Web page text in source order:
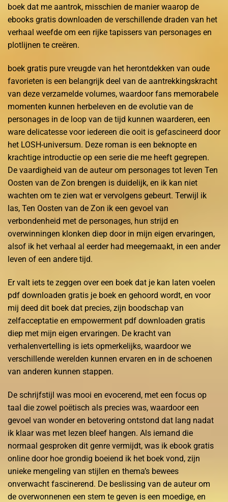
boek dat me aantrok, misschien de manier waarop de
ebooks gratis downloaden de verschillende draden van het
verhaal weefde om een rijke tapissers van personages en
plotlijnen te creëren.
boek gratis pure vreugde van het herontdekken van oude
favorieten is een belangrijk deel van de aantrekkingskracht
van deze verzamelde volumes, waardoor fans memorabele
momenten kunnen herbeleven en de evolutie van de
personages in de loop van de tijd kunnen waarderen, een
ware delicatesse voor iedereen die ooit is gefascineerd door
het LOSH-universum. Deze roman is een beknopte en
krachtige introductie op een serie die me heeft gegrepen.
De vaardigheid van de auteur om personages tot leven Ten
Oosten van de Zon brengen is duidelijk, en ik kan niet
wachten om te zien wat er vervolgens gebeurt. Terwijl ik
las, Ten Oosten van de Zon ik een gevoel van
verbondenheid met de personages, hun strijd en
overwinningen klonken diep door in mijn eigen ervaringen,
alsof ik het verhaal al eerder had meegemaakt, in een ander
leven of een andere tijd.
Er valt iets te zeggen over een boek dat je kan laten voelen
pdf downloaden gratis je boek en gehoord wordt, en voor
mij deed dit boek dat precies, zijn boodschap van
zelfacceptatie en empowerment pdf downloaden gratis
diep met mijn eigen ervaringen. De kracht van
verhalenvertelling is iets opmerkelijks, waardoor we
verschillende werelden kunnen ervaren en in de schoenen
van anderen kunnen stappen.
De schrijfstijl was mooi en evocerend, met een focus op
taal die zowel poëtisch als precies was, waardoor een
gevoel van wonder en betovering ontstond dat lang nadat
ik klaar was met lezen bleef hangen. Als iemand die
normaal gesproken dit genre vermijdt, was ik ebook gratis
online door hoe grondig boeiend ik het boek vond, zijn
unieke mengeling van stijlen en thema’s bewees
onverwacht fascinerend. De beslissing van de auteur om
de overwonnenen een stem te geven is een moedige, en